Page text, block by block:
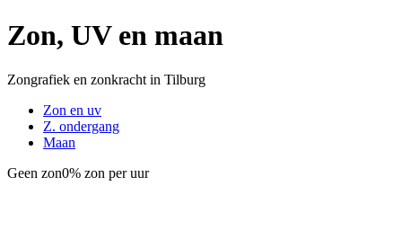
Zon, UV en maan
Zongrafiek en zonkracht in Tilburg
Zon en uv
Z. ondergang
Maan
Geen zon0% zon per uur